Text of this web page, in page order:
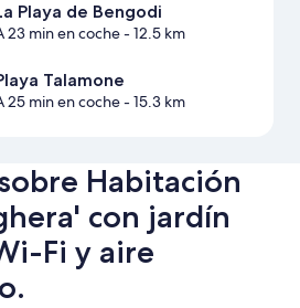
Playa de Bengodi
23 min en coche- 12.5 km
Talamone
25 min en coche- 15.3 km
Habitación
con jardín
Fi y aire